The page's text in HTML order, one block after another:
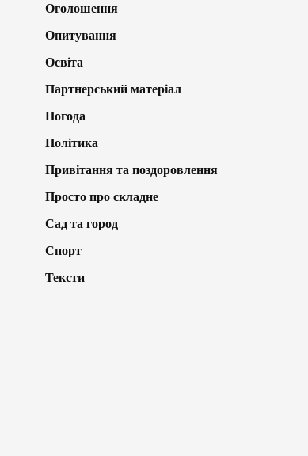
Оголошення
Опитування
Освіта
Партнерський матеріал
Погода
Політика
Привітання та поздоровлення
Просто про складне
Сад та город
Спорт
Тексти